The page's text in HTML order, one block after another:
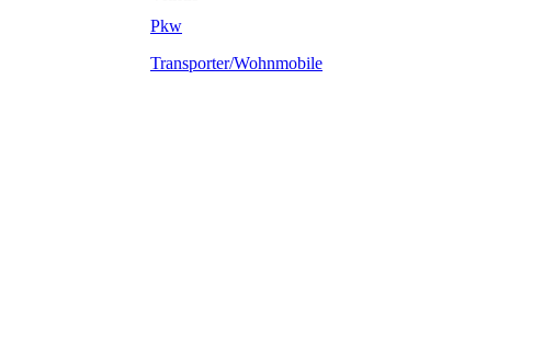
Pkw
Transporter/Wohnmobile